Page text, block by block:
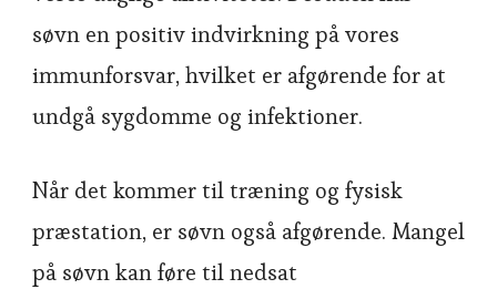
søvn en positiv indvirkning på vores
immunforsvar, hvilket er afgørende for at
undgå sygdomme og infektioner.
Når det kommer til træning og fysisk
præstation, er søvn også afgørende. Mangel
på søvn kan føre til nedsat